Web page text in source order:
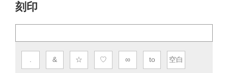
刻印
& ☆ ♡ ∞ to 空白